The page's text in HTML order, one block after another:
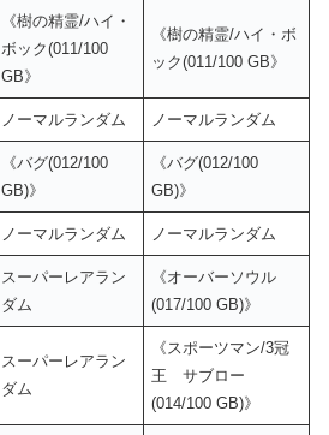
《樹の精霊/ハイ・
ボック(011/100
GB》
《樹の精霊/ハイ・ボ
ック(011/100 GB》
ノーマルランダム ノーマルランダム
《バグ(012/100
GB)》
《バグ(012/100
GB)》
ノーマルランダム ノーマルランダム
スーパーレアラン
ダム
《オーバーソウル
(017/100 GB)》
スーパーレアラン
ダム
《スポーツマン/3冠
王 サブロー
(014/100 GB)》